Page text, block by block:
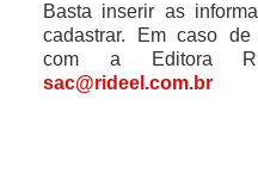
Basta inserir as
cadastrar. Em caso
com a Editora
sac@rideel.com.br